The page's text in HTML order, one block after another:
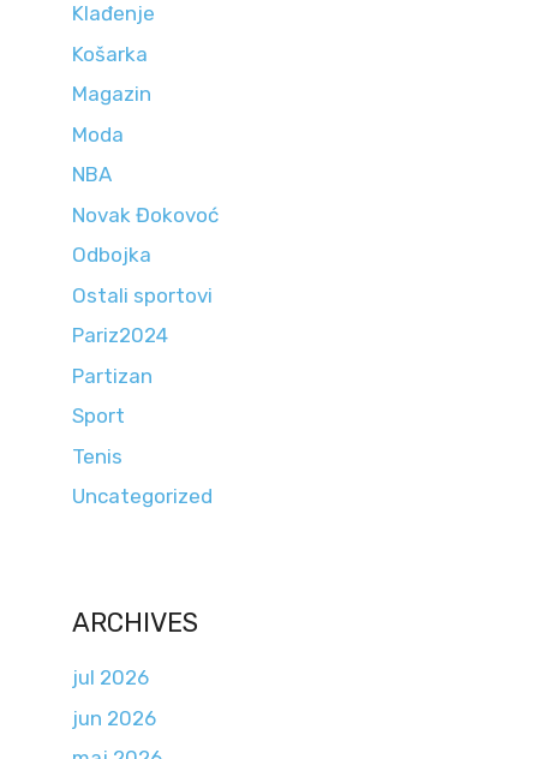
Klađenje
Košarka
Magazin
Moda
NBA
Novak Đokovoć
Odbojka
Ostali sportovi
Pariz2024
Partizan
Sport
Tenis
Uncategorized
ARCHIVES
jul 2026
jun 2026